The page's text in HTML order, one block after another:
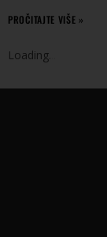
PROČITAJTE VIŠE »
Loading